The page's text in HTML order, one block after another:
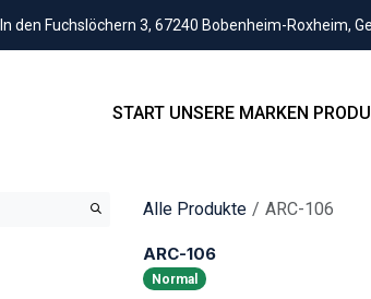
In den Fuchslöchern 3, 67240 Bobenheim-Roxheim,
START UNSERE MARKEN
Alle Produkte ARC-106
ARC-106
Normal